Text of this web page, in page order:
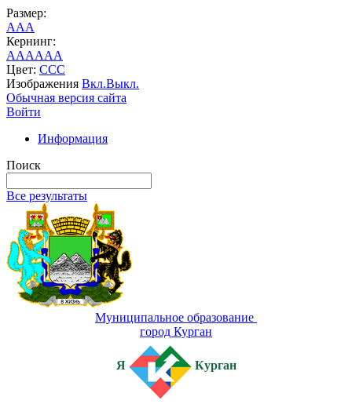
Размер:
AAA
Кернинг:
AAAAAA
Цвет: CCC
Изображения Вкл.Выкл.
Обычная версия сайта
Войти
Информация
Поиск
Все результаты
Муниципальное образование
город Курган
Я Курган